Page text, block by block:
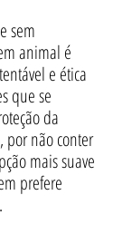
sem
animal é
e ética
que se
da
por não conter
mais suave
prefere